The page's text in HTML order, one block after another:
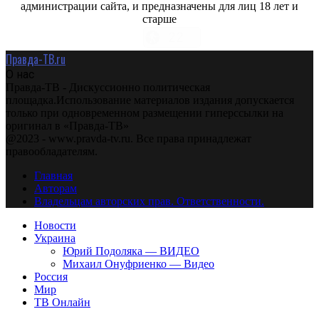
администрации сайта, и предназначены для лиц 18 лет и
старше
Правда-ТВ.ru
О нас
Правда-ТВ - Дискуссионно политическая
площадка.Использование материалов издания допускается
только при одновременном размещении гиперссылки на
оригинал в «Правда-ТВ»
@2023 - www.pravda-tv.ru. Все права принадлежат
правообладателям.
Главная
Авторам
Владельцам авторских прав. Ответственности.
Новости
Украина
Юрий Подоляка — ВИДЕО
Михаил Онуфриенко — Видео
Россия
Мир
ТВ Онлайн